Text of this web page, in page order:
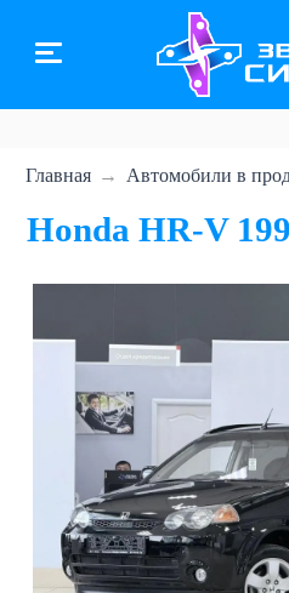
основному
Главная Автомобили в
Honda HR-V